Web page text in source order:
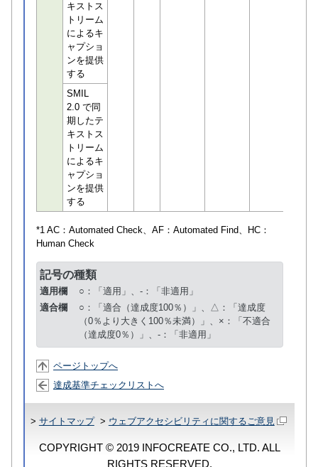
キストス
トリーム
によるキ
ャプショ
ンを提供
する
SMIL
2.0 で同
期したテ
キストス
トリーム
によるキ
ャプショ
ンを提供
する
*1 AC： Automated Check、AF： Automated Find、HC：
Human Check
記号の種類
適用欄
○：「適用」、-：「非適用」
適合欄
○：「適合（達成度100％）」、△：「達成度
（0％より大きく100％未満）」、×：「不適合
（達成度0％）」、-：「非適用」
ページトップへ
達成基準チェックリストへ
> サイトマップ> ウェブアクセシビリティに関するご意見
COPYRIGHT © 2019 INFOCREATE CO., LTD. ALL
RIGHTS RESERVED.